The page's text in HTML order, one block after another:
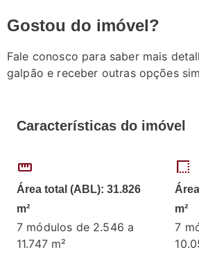
Gostou do imóvel?
Fale conosco para saber mais
galpão e receber outras opções
Características do imóvel
straighten
Área total (ABL): 31.826
m²
7 módulos de 2.546 a
11.747 m²
border_style
m²
7